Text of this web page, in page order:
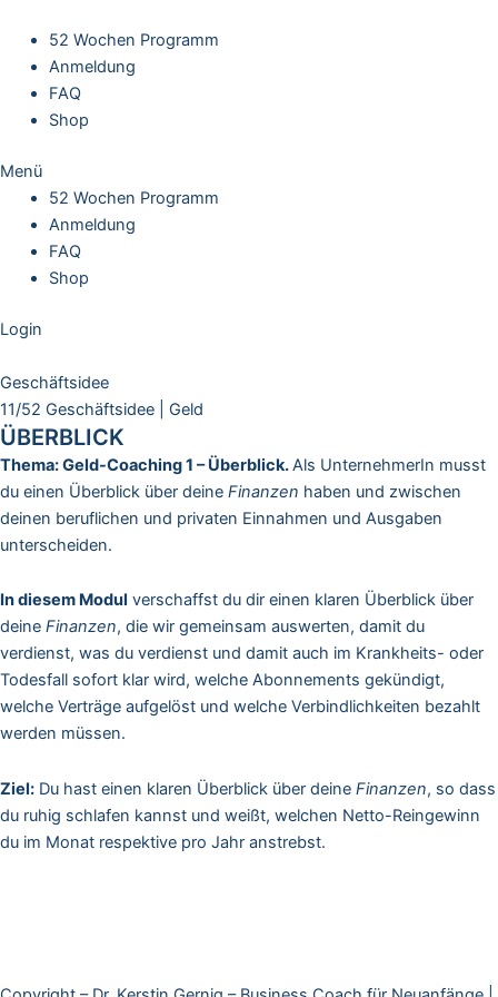
content
52 Wochen Programm
Anmeldung
FAQ
Shop
Menü
52 Wochen Programm
Anmeldung
FAQ
Shop
Login
Geschäftsidee
11/52 Geschäftsidee | Geld
ÜBERBLICK
Thema: Geld-Coaching 1 – Überblick.Als UnternehmerIn musst
du einen Überblick über deine Finanzen haben und zwischen
deinen beruflichen und privaten Einnahmen und Ausgaben
unterscheiden.
In diesem Modul verschaffst du dir einen klaren Überblick über
deine Finanzen, die wir gemeinsam auswerten, damit du
verdienst, was du verdienst und damit auch im Krankheits- oder
Todesfall sofort klar wird, welche Abonnements gekündigt,
welche Verträge aufgelöst und welche Verbindlichkeiten bezahlt
werden müssen.
Ziel: Du hast einen klaren Überblick über deine Finanzen, so dass
du ruhig schlafen kannst und weißt, welchen Netto-Reingewinn
du im Monat respektive pro Jahr anstrebst.